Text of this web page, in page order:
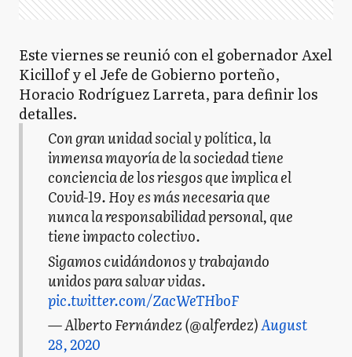
Este viernes se reunió con el gobernador Axel
Kicillof y el Jefe de Gobierno porteño,
Horacio Rodríguez Larreta, para definir los
detalles.
Con gran unidad social y política, la
inmensa mayoría de la sociedad tiene
conciencia de los riesgos que implica el
Covid-19. Hoy es más necesaria que
nunca la responsabilidad personal, que
tiene impacto colectivo.
Sigamos cuidándonos y trabajando
unidos para salvar vidas.
pic.twitter.com/ZacWeTHboF
— Alberto Fernández (@alferdez)August
28, 2020